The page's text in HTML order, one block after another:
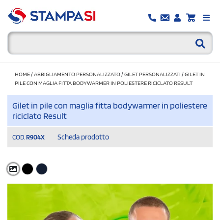
HOME/ABBIGLIAMENTO PERSONALIZZATO/GILET PERSONALIZZATI /GILET IN
PILE CON MAGLIA FITTA BODYWARMER IN POLIESTERE RICICLATO RESULT
Gilet in pile con maglia fitta bodywarmer in poliestere
riciclato Result
COD. R904X Scheda prodotto